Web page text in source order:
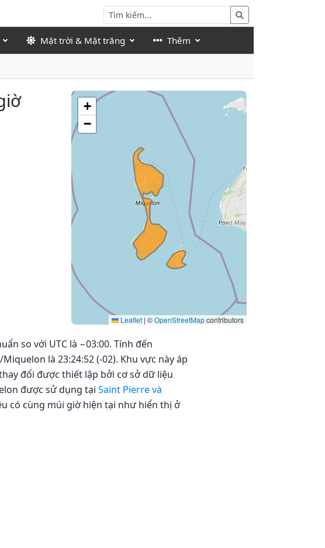
Mặt trời & Mặt trăng Thêm
+
−
Leaflet | ©OpenStreetMapcontributors
so với UTC là −03:00. Tính đến
là 23:24:52 (-02). Khu vực này áp
đổi được thiết lập bởi cơ sở dữ liệu
được sử dụng tại Saint Pierre và
có cùng múi giờ hiện tại như hiển thị ở